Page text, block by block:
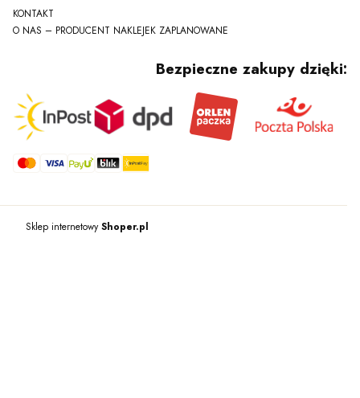
KONTAKT
O NAS – PRODUCENT NAKLEJEK ZAPLANOWANE
Bezpieczne zakupy dzięki:
Sklep internetowyShoper.pl